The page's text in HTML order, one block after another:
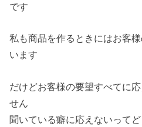
です
私も商品を作るときにはお客
います
だけどお客様の要望すべてに
せん
聞いている癖に応えないって